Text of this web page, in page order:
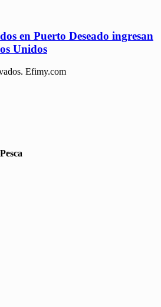
en Puerto Deseado ingresan
Unidos
Efimy.com